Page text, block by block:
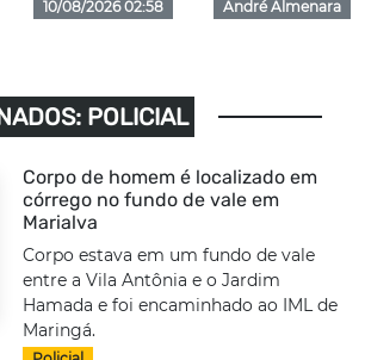
10/08/2026 02:58 André Almenara
POLICIAL
Corpo de homem é localizado em
córrego no fundo de vale em
Marialva
Corpo estava em um fundo de vale
entre a Vila Antônia e o Jardim
Hamada e foi encaminhado ao IML de
Maringá.